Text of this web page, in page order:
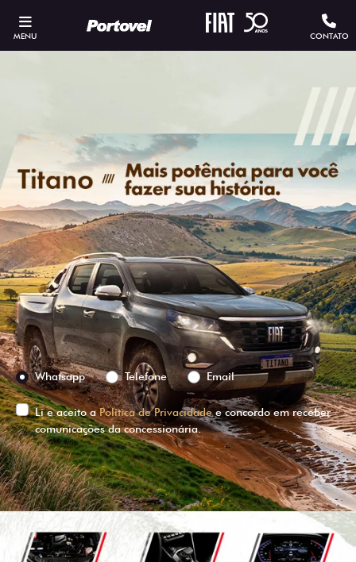
MENU CONTATO
Versão escolhida
Preferência de contato:
Whatsapp
Telefone Email
Li e aceito aPolítica de Privacidadee concordo em receber
comunicações da concessionária.
ENTRAR EM CONTATO